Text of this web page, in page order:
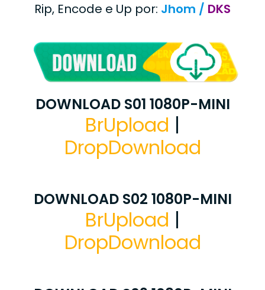
Rip, Encode e Up por: Jhom / DKS
DOWNLOAD S01 1080P-MINI
BrUpload |
DropDownload
DOWNLOAD S02 1080P-MINI
BrUpload |
DropDownload